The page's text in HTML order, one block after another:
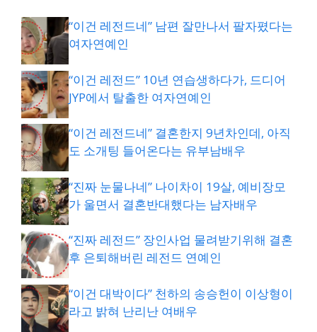
“이건 레전드네” 남편 잘만나서 팔자폈다는
여자연예인
“이건 레전드” 10년 연습생하다가, 드디어
JYP에서 탈출한 여자연예인
“이건 레전드네” 결혼한지 9년차인데, 아직
도 소개팅 들어온다는 유부남배우
“진짜 눈물나네” 나이차이 19살, 예비장모
가 울면서 결혼반대했다는 남자배우
“진짜 레전드” 장인사업 물려받기위해 결혼
후 은퇴해버린 레전드 연예인
“이건 대박이다” 천하의 송승헌이 이상형이
라고 밝혀 난리난 여배우